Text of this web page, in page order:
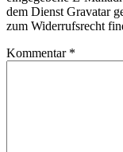
dem Dienst Gravatar
zum Widerrufsrecht
Kommentar *